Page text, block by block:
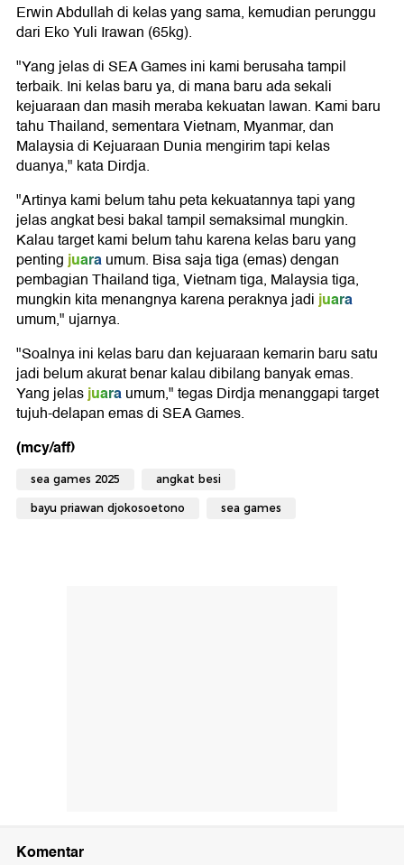
Erwin Abdullah di kelas yang sama, kemudian perunggu
dari Eko Yuli Irawan (65kg).
"Yang jelas di SEA Games ini kami berusaha tampil
terbaik. Ini kelas baru ya, di mana baru ada sekali
kejuaraan dan masih meraba kekuatan lawan. Kami baru
tahu Thailand, sementara Vietnam, Myanmar, dan
Malaysia di Kejuaraan Dunia mengirim tapi kelas
duanya," kata Dirdja.
"Artinya kami belum tahu peta kekuatannya tapi yang
jelas angkat besi bakal tampil semaksimal mungkin.
Kalau target kami belum tahu karena kelas baru yang
pentingjuaraumum. Bisa saja tiga (emas) dengan
pembagian Thailand tiga, Vietnam tiga, Malaysia tiga,
mungkin kita menangnya karena peraknya jadijuara
umum," ujarnya.
"Soalnya ini kelas baru dan kejuaraan kemarin baru satu
jadi belum akurat benar kalau dibilang banyak emas.
Yang jelasjuaraumum," tegas Dirdja menanggapi target
tujuh-delapan emas di SEA Games.
(mcy/aff)
sea games 2025 angkat besi
bayu priawan djokosoetono sea games
Komentar